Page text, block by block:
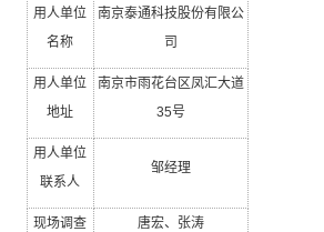
用人单位
名称
南京泰通科技股份有限公
司
用人单位
地址
南京市雨花台区凤汇大道
35号
用人单位
联系人
邹经理
现场调查 唐宏、张涛